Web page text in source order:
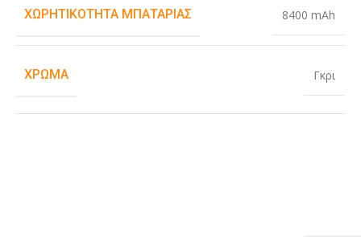
ΧΩΡΗΤΙΚΌΤΗΤΑ ΜΠΑΤΑΡΊΑΣ 8400 mAh
ΧΡΏΜΑ Γκρι